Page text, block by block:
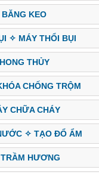
KEO
✧ MÁY THỔI BỤI
THỦY
CHỐNG TRỘM
CHỮA CHÁY
✧ TẠO ĐỔ ẨM
HƯƠNG